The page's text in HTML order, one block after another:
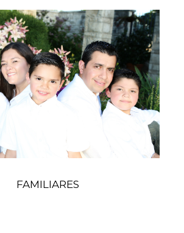
FAMILIARES